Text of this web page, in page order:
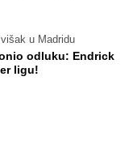
u Madridu
odluku: Endrick
ligu!